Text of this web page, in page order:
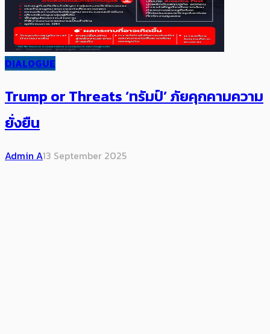
DIALOGUE
Trump or Threats ‘ทรัมป์’ ภัยคุกคามความ
ยั่งยืน
Admin A13 September 2025